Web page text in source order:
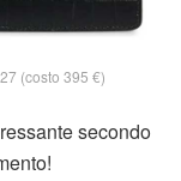
(costo 395 €)
secondo